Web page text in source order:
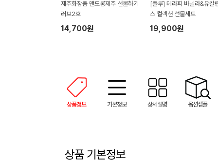
제주화장품 맨도롱제주 선물하기
러브2호
14,700원
[플루] 테라피 바닐라&유칼
스 컬렉션 선물세트
19,900원
상품정보 기본정보 상세설명 옵션샘플
상품 기본정보